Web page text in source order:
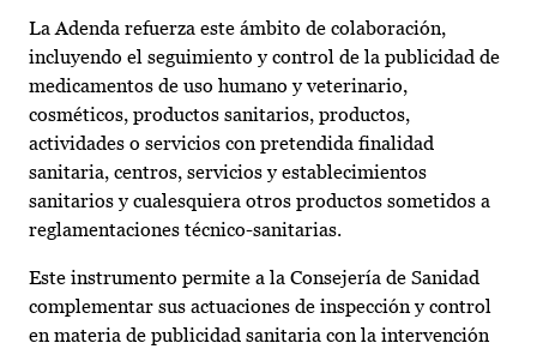
La Adenda refuerza este ámbito de colaboración,
incluyendo el seguimiento y control de la publicidad de
medicamentos de uso humano y veterinario,
cosméticos, productos sanitarios, productos,
actividades o servicios con pretendida finalidad
sanitaria, centros, servicios y establecimientos
sanitarios y cualesquiera otros productos sometidos a
reglamentaciones técnico-sanitarias.
Este instrumento permite a la Consejería de Sanidad
complementar sus actuaciones de inspección y control
en materia de publicidad sanitaria con la intervención